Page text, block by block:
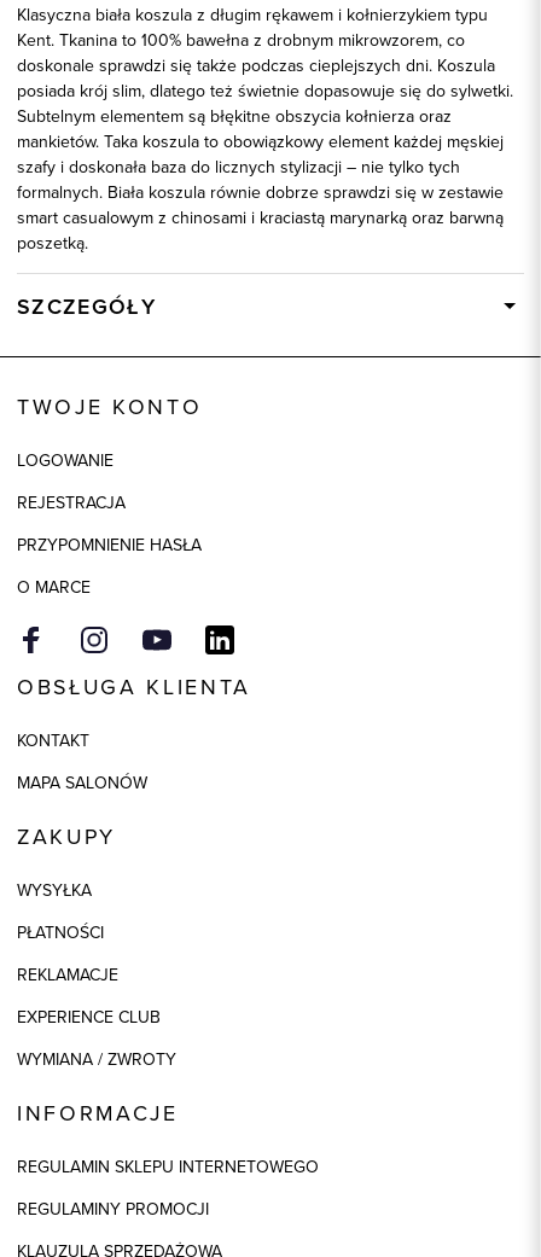
Klasyczna biała koszula z długim rękawem i kołnierzykiem typu
Kent. Tkanina to 100% bawełna z drobnym mikrowzorem, co
doskonale sprawdzi się także podczas cieplejszych dni. Koszula
posiada krój slim, dlatego też świetnie dopasowuje się do sylwetki.
Subtelnym elementem są błękitne obszycia kołnierza oraz
mankietów. Taka koszula to obowiązkowy element każdej męskiej
szafy i doskonała baza do licznych stylizacji – nie tylko tych
formalnych. Biała koszula równie dobrze sprawdzi się w zestawie
smart casualowym z chinosami i kraciastą marynarką oraz barwną
poszetką.
SZCZEGÓŁY
TWOJE KONTO
LOGOWANIE
REJESTRACJA
PRZYPOMNIENIE HASŁA
O MARCE
OBSŁUGA KLIENTA
KONTAKT
MAPA SALONÓW
ZAKUPY
WYSYŁKA
PŁATNOŚCI
REKLAMACJE
EXPERIENCE CLUB
WYMIANA / ZWROTY
INFORMACJE
REGULAMIN SKLEPU INTERNETOWEGO
REGULAMINY PROMOCJI
KLAUZULA SPRZEDAŻOWA